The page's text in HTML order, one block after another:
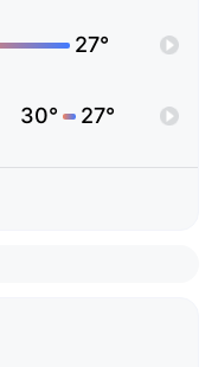
27°
30° 27°